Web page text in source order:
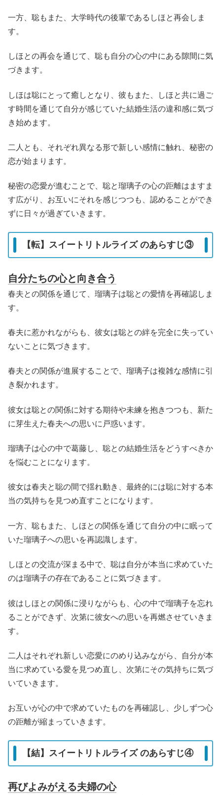
一方、聡もまた、大学時代の後輩であるしほと再会しま
す。
しほとの再会を通じて、聡も自分の心の中にある隙間に気
づきます。
しほは聡にとって癒しとなり、彼もまた、しほと共に過ご
す時間を通じて自分が感じていた結婚生活の違和感に気づ
き始めます。
二人とも、それぞれ異なる形で新しい感情に触れ、秘密の
恋が始まります。
秘密の恋愛が進むことで、聡と瑠璃子の心の距離はますま
す広がり、お互いにそれを感じつつも、認めることができ
ずに日々が過ぎていきます。
【転】スイートリトルライズ のあらすじ③
自分たちの心と向き合う
春夫との関係を通じて、瑠璃子は聡との愛情を再確認しま
す。
春夫に惹かれながらも、彼女は聡との絆を完全に失ってい
ないことに気づきます。
春夫との関係が進展することで、瑠璃子は複雑な感情に引
き裂かれます。
彼女は聡との関係に対する期待や未練を抱きつつも、新た
に芽生えた春夫への思いに戸惑います。
瑠璃子は心の中で葛藤し、聡との結婚生活をどうすべきか
を悩むことになります。
彼女は春夫と聡の間で揺れ動き、最終的には聡に対する本
当の気持ちを見つめ直すことになります。
一方、聡もまた、しほとの関係を通じて自分の中に眠って
いた瑠璃子への思いを再認識します。
しほとの交流が深まる中で、聡は自分が本当に求めていた
のは瑠璃子の存在であることに気づきます。
彼はしほとの関係に浸りながらも、心の中で瑠璃子を忘れ
ることができず、次第に彼女への思いを再燃させていきま
す。
二人はそれぞれ新しい恋愛にのめり込みながら、自分が本
当に求めている愛を見つめ直し、次第にその気持ちに気づ
いていきます。
お互いが心の中で求めていたものを再確認し、少しずつ心
の距離が縮まっていきます。
【結】スイートリトルライズ のあらすじ④
再びよみがえる夫婦の心